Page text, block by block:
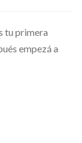
tu primera
empezá a